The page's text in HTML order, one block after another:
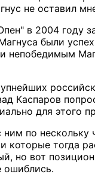
не оставил
в 2004 году
были
непобедимым
Каспаров
для этого
по
тогда
но вот
ошиблись.